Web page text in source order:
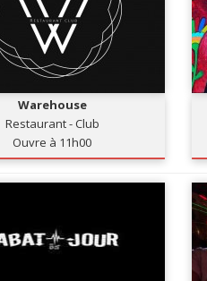
Warehouse
Restaurant - Club
Ouvre à 11h00